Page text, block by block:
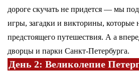
дороге скучать не придется — мы
игры, загадки и викторины, которые
предстоящего путешествия. А а
дворцы и парки Санкт-Петербурга.
День 2: Великолепие